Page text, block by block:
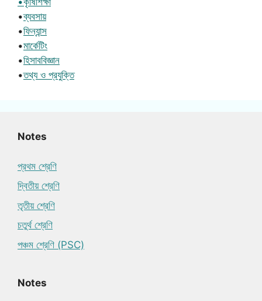
•ব্যবসায়
•ফিন্যান্স
•মার্কেটিং
•হিসাববিজ্ঞান
•তথ্য ও প্রযুক্তি
Notes
প্রথম শ্রেণি
দ্বিতীয় শ্রেণি
তৃতীয় শ্রেণি
চতুর্থ শ্রেণি
পঞ্চম শ্রেণি (PSC)
Notes